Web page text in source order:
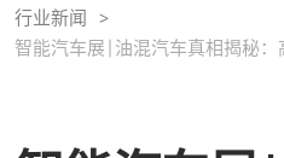
行业新闻
智能汽车展|油混汽车真相揭秘：